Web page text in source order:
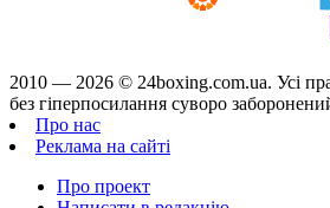
2010 — 2026 © 24boxing.com.ua. Усi
без гіперпосилання суворо
Про нас
Реклама на сайті
Про проект